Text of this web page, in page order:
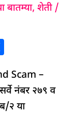
बातम्या,शेती/
ar
e
Scam –
नंबर २७९ व
२ या